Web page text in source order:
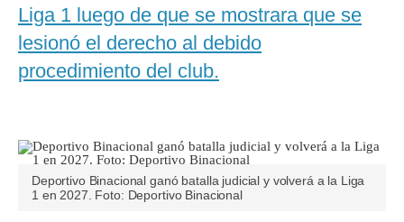
Liga 1 luego de que se mostrara que se
lesionó el derecho al debido
procedimiento del club.
Deportivo Binacional ganó batalla judicial y volverá a la Liga
1 en 2027. Foto: Deportivo Binacional